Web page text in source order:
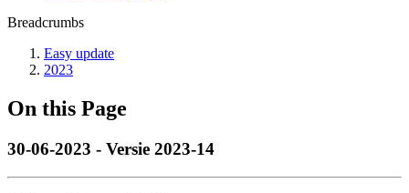
Breadcrumbs
Easy update
2023
On this Page
30-06-2023 - Versie 2023-14